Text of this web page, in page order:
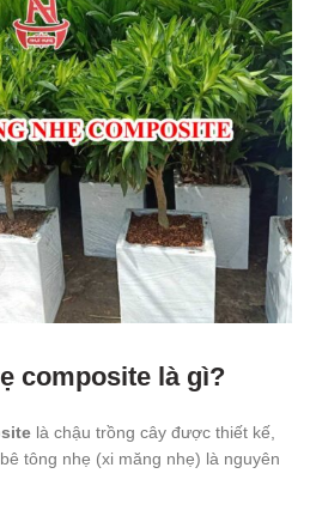
composite là gì?
là chậu trồng cây được thiết kế,
tông nhẹ (xi măng nhẹ) là nguyên